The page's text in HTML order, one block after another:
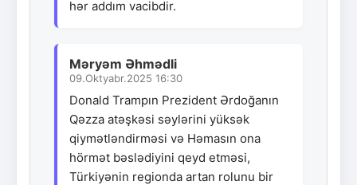
hər addım vacibdir.
Məryəm Əhmədli
09.Oktyabr.2025 16:30
Donald Trampın Prezident Ərdoğanın
Qəzza atəşkəsi səylərini yüksək
qiymətləndirməsi və Həmasın ona
hörmət bəslədiyini qeyd etməsi,
Türkiyənin regionda artan rolunu bir